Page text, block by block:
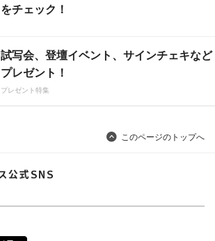
をチェック！
試写会、登壇イベント、サインチェキなど
プレゼント！
プレゼント特集
このページのトップへ